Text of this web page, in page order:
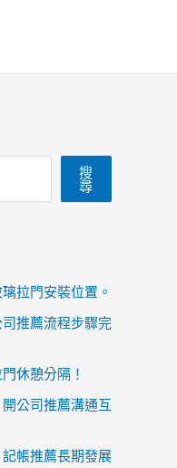
搜
尋
拉門安裝位置。
推薦流程步驟完
休憩分隔！
公司推薦溝通互
帳推薦長期發展